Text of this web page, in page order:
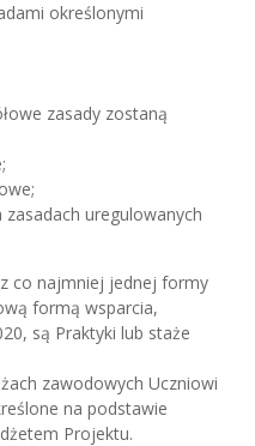
określonymi
zasady zostaną
uregulowanych
co najmniej jednej formy
formą wsparcia,
są Praktyki lub staże
zawodowych Uczniowi
na podstawie
Projektu.